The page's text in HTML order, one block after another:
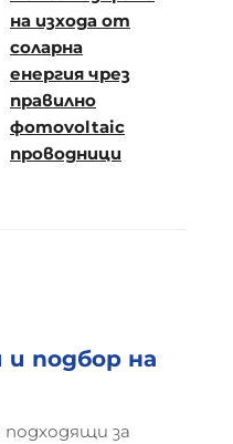
на изхода от
соларна
енергия чрез
правилно
фотovoltaic
проводници
подбор на
за